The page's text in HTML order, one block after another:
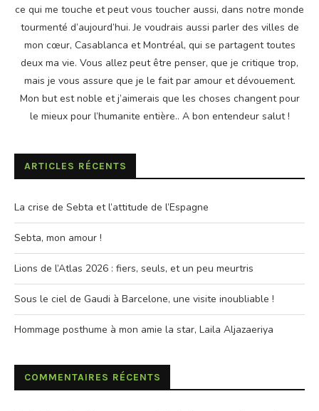
ce qui me touche et peut vous toucher aussi, dans notre monde
tourmenté d’aujourd’hui. Je voudrais aussi parler des villes de
mon cœur, Casablanca et Montréal, qui se partagent toutes
deux ma vie. Vous allez peut être penser, que je critique trop,
mais je vous assure que je le fait par amour et dévouement.
Mon but est noble et j’aimerais que les choses changent pour
le mieux pour l’humanite entière.. A bon entendeur salut !
ARTICLES RÉCENTS
La crise de Sebta et l’attitude de l’Espagne
Sebta, mon amour !
Lions de l’Atlas 2026 : fiers, seuls, et un peu meurtris
Sous le ciel de Gaudi à Barcelone, une visite inoubliable !
Hommage posthume à mon amie la star, Laila Aljazaeriya
COMMENTAIRES RÉCENTS